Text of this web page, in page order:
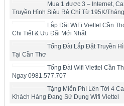
Mua 1 được 3 – Internet,
Truyền Hình Siêu Rẻ Chỉ Từ 195K/Tháng
Lắp Đặt WiFi Viettel Cần
Chi Tiết & Ưu Đãi Mới Nhất
Tổng Đài Lắp Đặt Truyền
Tại Cần Thơ
Tổng Đài Wifi Viettel Cần
Ngay 0981.577.707
Tặng Miễn Phí Lên Tới 4
Khách Hàng Đang Sử Dụng Wifi Viettel